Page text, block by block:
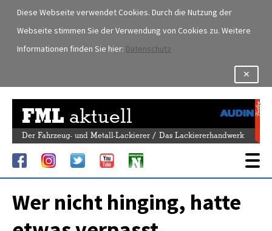
Diese Webseite verwendet Cookies. Durch die Nutzung der
Webseite stimmen Sie der Verwendung von Cookies zu. Weitere
Informationen finden Sie hier: Datenschutz
✕
FMLaktuell
Der Fahrzeug- und Metall-Lackierer / Das Lackiererhandwerk
Wer nicht hinging, hatte